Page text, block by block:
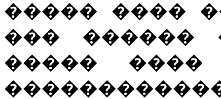
����� ���� ���
���
����� ����